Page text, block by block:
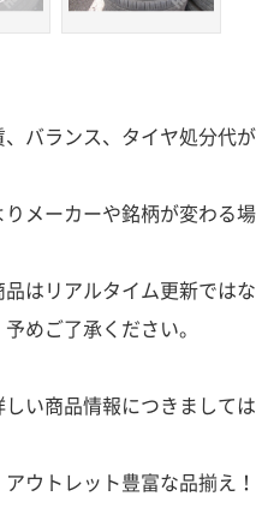
バランス、タイヤ処分代が
メーカーや銘柄が変わる場
品はリアルタイム更新では
めご了承ください。
い商品情報につきまして
ウトレット豊富な品揃え！